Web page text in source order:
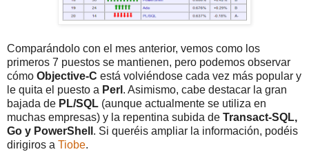
Comparándolo con el mes anterior, vemos como los
primeros 7 puestos se mantienen, pero podemos observar
cómo Objective-C está volviéndose cada vez más popular y
le quita el puesto a Perl . Asimismo, cabe destacar la gran
bajada de PL/SQL (aunque actualmente se utiliza en
muchas empresas) y la repentina subida de Transact-SQL,
Go y PowerShell . Si queréis ampliar la información, podéis
dirigiros a Tiobe.